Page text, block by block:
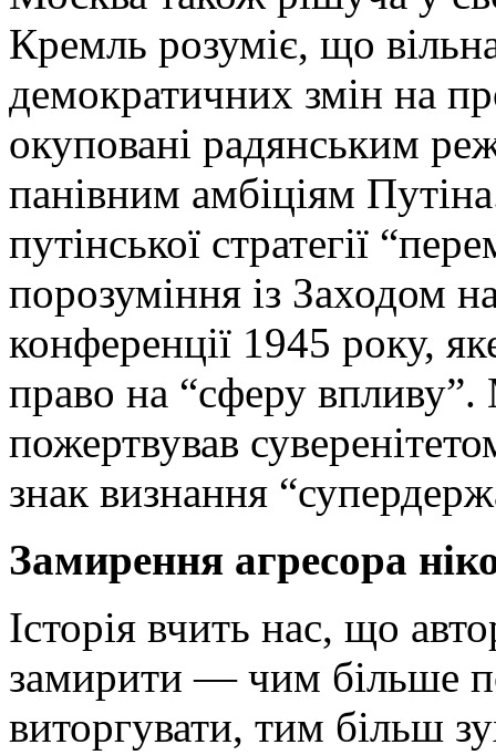
Кремль розуміє, що
демократичних змін на
окуповані радянським
панівним амбіціям
путінської стратегії
порозуміння із Заходом
конференції 1945 року,
право на “сферу впливу”.
пожертвував
знак визнання
Замирення агресора
Історія вчить нас, що
замирити — чим більше
виторгувати, тим більш